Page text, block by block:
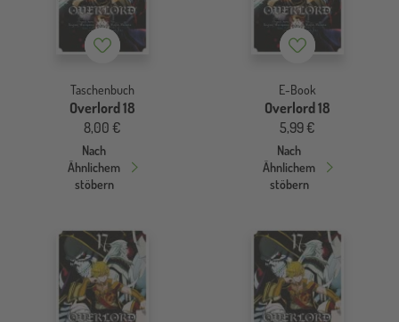
Merkzettel
Taschenbuch
Overlord 18
8,00 €
Nach
Ähnlichem
stöbern
Merkzettel
E-Book
Overlord 18
5,99 €
Nach
Ähnlichem
stöbern